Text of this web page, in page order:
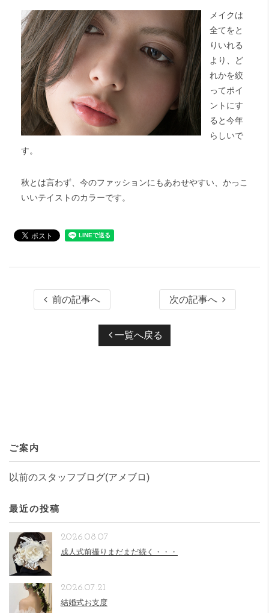
メイクは
全てをと
りいれる
より、ど
れかを絞
ってポイ
ントにす
ると今年
らしいで
す。
秋とは言わず、今のファッションにもあわせやすい、かっこ
いいテイストのカラーです。
前の記事へ 次の記事へ
一覧へ戻る
ご案内
以前のスタッフブログ(アメブロ)
最近の投稿
成人式前撮りまだまだ続く・・・
2026.08.07
結婚式お支度
2026.07.21